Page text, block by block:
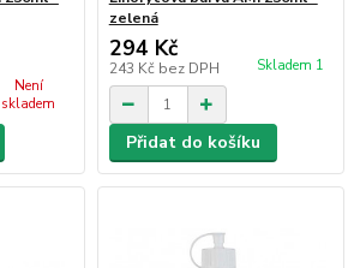
Není
skladem
zelená
294 Kč
243 Kč bez DPH Skladem 1
Přidat do košíku